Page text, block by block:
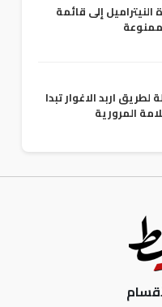
إلى قائمة
اربد الاغوار تبدا
المرورية